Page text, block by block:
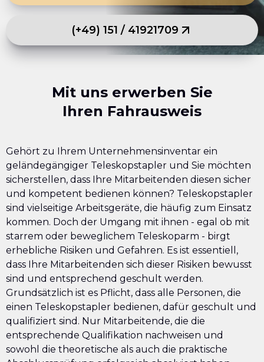
(+49) 151 / 41921709
Mit uns erwerben Sie
Ihren Fahrausweis
Gehört zu Ihrem Unternehmensinventar ein
geländegängiger Teleskopstapler und Sie möchten
sicherstellen, dass Ihre Mitarbeitenden diesen sicher
und kompetent bedienen können? Teleskopstapler
sind vielseitige Arbeitsgeräte, die häufig zum Einsatz
kommen. Doch der Umgang mit ihnen - egal ob mit
starrem oder beweglichem Teleskoparm - birgt
erhebliche Risiken und Gefahren. Es ist essentiell,
dass Ihre Mitarbeitenden sich dieser Risiken bewusst
sind und entsprechend geschult werden.
Grundsätzlich ist es Pflicht, dass alle Personen, die
einen Teleskopstapler bedienen, dafür geschult und
qualifiziert sind. Nur Mitarbeitende, die die
entsprechende Qualifikation nachweisen und
sowohl die theoretische als auch die praktische